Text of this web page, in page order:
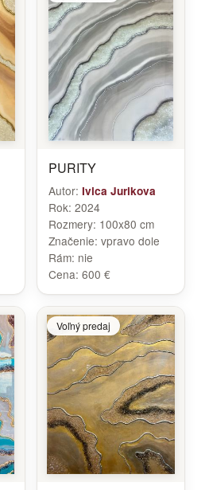
PURITY
Autor: Ivica Jurikova
Rok: 2024
Rozmery: 100x80 cm
Značenie: vpravo dole
Rám: nie
Cena: 600 €
Voľný predaj